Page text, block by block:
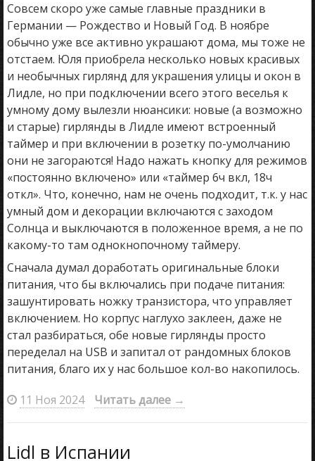
Совсем скоро уже самые главные праздники в
Германии — Рождество и Новый Год. В ноябре
обычно уже все активно украшают дома, мы тоже не
отстаем. Юля приобрела несколько новых красивых
и необычных гирлянд для украшения улицы и окон в
Лидле, но при подключении всего этого веселья к
умному дому вылезли нюансики: новые (а возможно
и старые) гирлянды в Лидле имеют встроенный
таймер и при включении в розетку по-умолчанию
они не загораются! Надо нажать кнопку для режимов
«постоянно включено» или «таймер 6ч вкл, 18ч
откл». Что, конечно, нам не очень подходит, т.к. у нас
умный дом и декорации включаются с заходом
Солнца и выключаются в положенное время, а не по
какому-то там однокнопочному таймеру.
Сначала думал доработать оригинальные блоки
питания, что бы включались при подаче питания:
зашунтировать ножку транзистора, что управляет
включением. Но корпус наглухо заклеен, даже не
стал разбираться, обе новые гирлянды просто
переделал на USB и запитал от рандомных блоков
питания, благо их у нас большое кол-во накопилось.
11 Ноя 2024
Читать далее →
Lidl в Испании